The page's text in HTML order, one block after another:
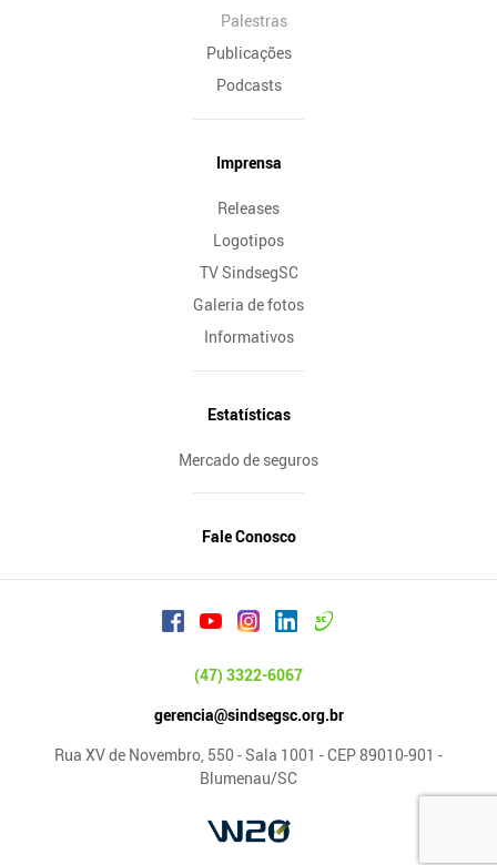
Palestras
Publicações
Podcasts
Imprensa
Releases
Logotipos
TV SindsegSC
Galeria de fotos
Informativos
Estatísticas
Mercado de seguros
Fale Conosco
(47) 3322-6067
gerencia@sindsegsc.org.br
Rua XV de Novembro, 550 - Sala 1001 - CEP 89010-901 -
Blumenau/SC